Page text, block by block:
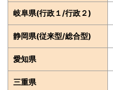
岐阜県(行政１/行政２)
静岡県(従来型/総合型)
愛知県
三重県